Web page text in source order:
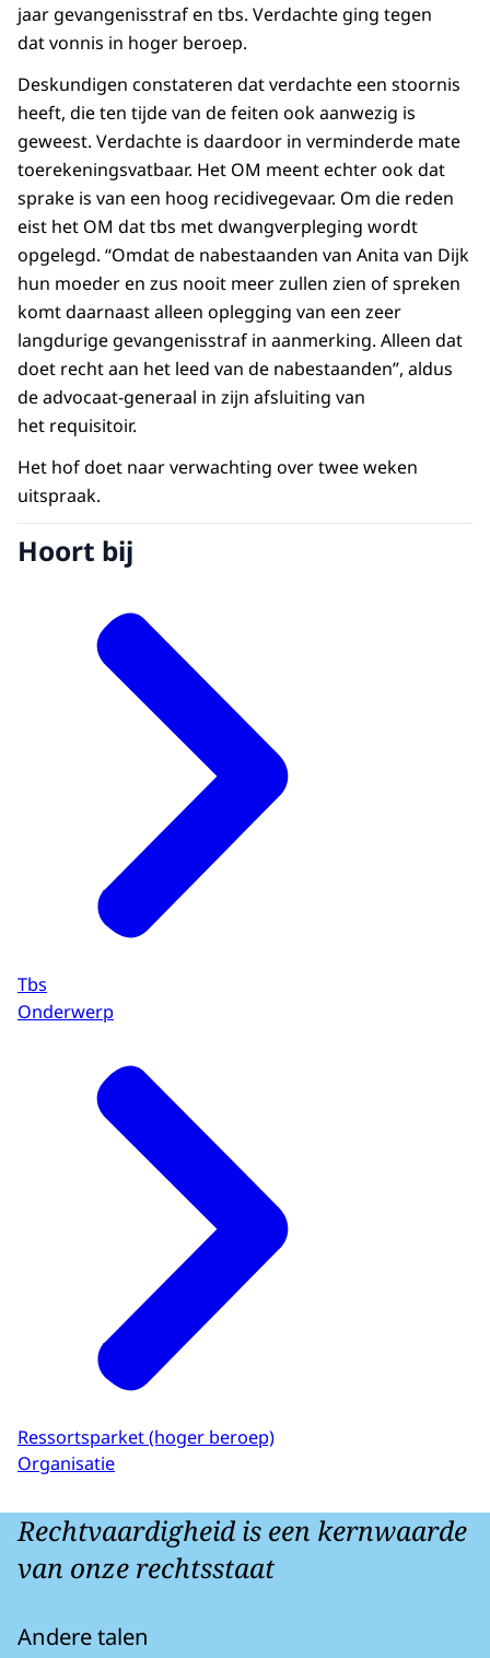
jaar gevangenisstraf en tbs. Verdachte ging tegen
dat vonnis in hoger beroep.
Deskundigen constateren dat verdachte een stoornis
heeft, die ten tijde van de feiten ook aanwezig is
geweest. Verdachte is daardoor in verminderde mate
toerekeningsvatbaar. Het OM meent echter ook dat
sprake is van een hoog recidivegevaar. Om die reden
eist het OM dat tbs met dwangverpleging wordt
opgelegd. “Omdat de nabestaanden van Anita van Dijk
hun moeder en zus nooit meer zullen zien of spreken
komt daarnaast alleen oplegging van een zeer
langdurige gevangenisstraf in aanmerking. Alleen dat
doet recht aan het leed van de nabestaanden”, aldus
de advocaat-generaal in zijn afsluiting van
het requisitoir.
Het hof doet naar verwachting over twee weken
uitspraak.
Hoort bij
Tbs
Onderwerp
Ressortsparket (hoger beroep)
Organisatie
Rechtvaardigheid is een kernwaarde
van onze rechtsstaat
Andere talen